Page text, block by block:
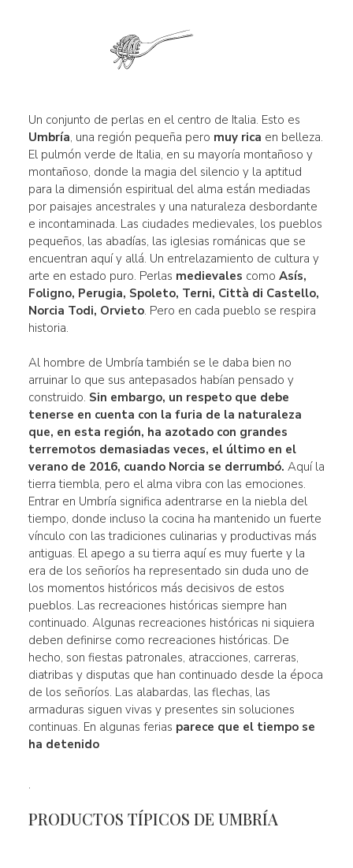
Un conjunto de perlas en el centro de Italia. Esto es
Umbría, una región pequeña pero muy rica en belleza.
El pulmón verde de Italia, en su mayoría montañoso y
montañoso, donde la magia del silencio y la aptitud
para la dimensión espiritual del alma están mediadas
por paisajes ancestrales y una naturaleza desbordante
e incontaminada. Las ciudades medievales, los pueblos
pequeños, las abadías, las iglesias románicas que se
encuentran aquí y allá. Un entrelazamiento de cultura y
arte en estado puro. Perlas medievales como Asís,
Foligno, Perugia, Spoleto, Terni, Città di Castello,
Norcia Todi, Orvieto. Pero en cada pueblo se respira
historia.
Al hombre de Umbría también se le daba bien no
arruinar lo que sus antepasados habían pensado y
construido. Sin embargo, un respeto que debe
tenerse en cuenta con la furia de la naturaleza
que, en esta región, ha azotado con grandes
terremotos demasiadas veces, el último en el
verano de 2016, cuando Norcia se derrumbó. Aquí la
tierra tiembla, pero el alma vibra con las emociones.
Entrar en Umbría significa adentrarse en la niebla del
tiempo, donde incluso la cocina ha mantenido un fuerte
vínculo con las tradiciones culinarias y productivas más
antiguas. El apego a su tierra aquí es muy fuerte y la
era de los señoríos ha representado sin duda uno de
los momentos históricos más decisivos de estos
pueblos. Las recreaciones históricas siempre han
continuado. Algunas recreaciones históricas ni siquiera
deben definirse como recreaciones históricas. De
hecho, son fiestas patronales, atracciones, carreras,
diatribas y disputas que han continuado desde la época
de los señoríos. Las alabardas, las flechas, las
armaduras siguen vivas y presentes sin soluciones
continuas. En algunas ferias parece que el tiempo se
ha detenido
.
PRODUCTOS TÍPICOS DE UMBRÍA